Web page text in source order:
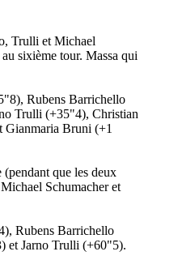
Trulli et Michael
sixième tour. Massa qui
Rubens Barrichello
Trulli (+35"4), Christian
Bruni (+1
que les deux
Schumacher et
Rubens Barrichello
et Jarno Trulli (+60"5).